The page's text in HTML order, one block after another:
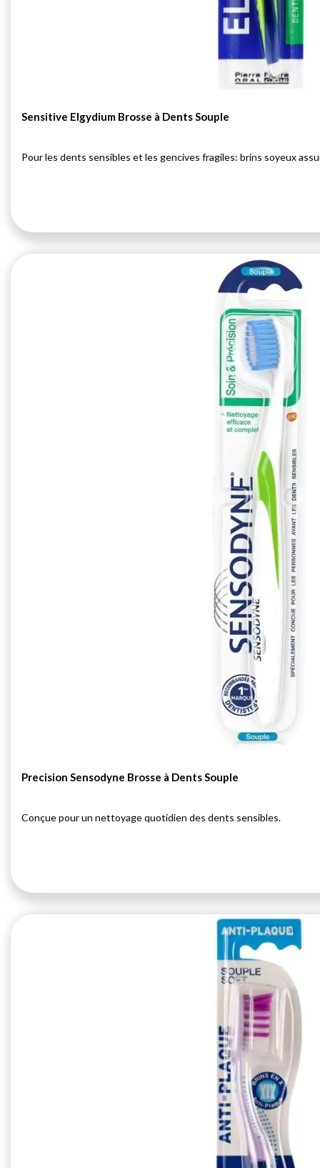
Sensitive Elgydium Brosse à Dents Souple
Pour les dents sensibles et les gencives fragiles: brins soyeux
Precision Sensodyne Brosse à Dents Souple
Conçue pour un nettoyage quotidien des dents sensibles.